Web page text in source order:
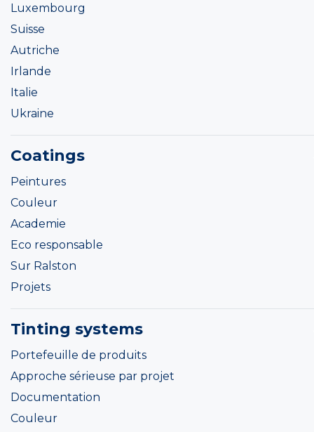
Luxembourg
Suisse
Autriche
Irlande
Italie
Ukraine
Coatings
Peintures
Couleur
Academie
Eco responsable
Sur Ralston
Projets
Tinting systems
Portefeuille de produits
Approche sérieuse par projet
Documentation
Couleur